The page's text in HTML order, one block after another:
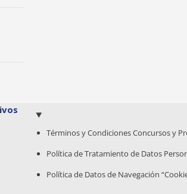
Términos y Condiciones Concursos y
Política de Tratamiento de Datos
Política de Datos de Navegación